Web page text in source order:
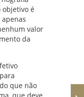
é
valor
da
que não